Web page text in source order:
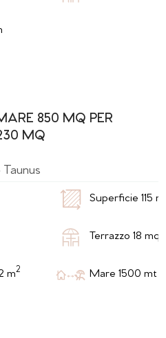
850 MQ PER
MQ
Superficie 115 m
Terrazzo 18 mq m
m2 Mare 1500 mt m